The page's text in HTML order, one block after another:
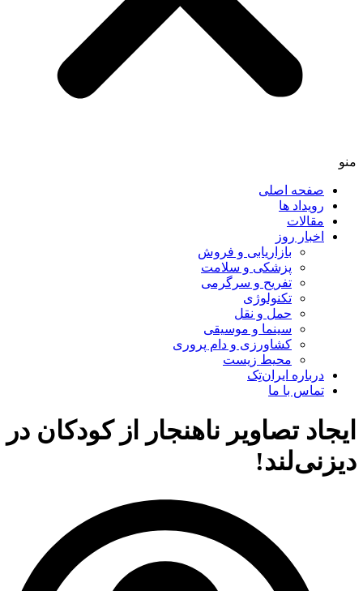
منو
صفحه اصلی
رویداد ها
مقالات
اخبار روز
بازاریابی و فروش
پزشکی و سلامت
تفریح و سرگرمی
تکنولوژی
حمل و نقل
سینما و موسیقی
کشاورزی و دام پروری
محیط زیست
درباره ایران‌تِک
تماس با ما
ایجاد تصاویر ناهنجار از کودکان در
دیزنی‌لند!